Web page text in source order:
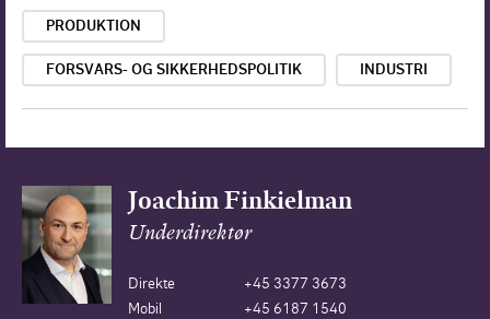
PRODUKTION
FORSVARS- OG SIKKERHEDSPOLITIK INDUSTRI
Joachim Finkielman
Underdirektør
Direkte
+45 3377 3673
Mobil
+45 6187 1540